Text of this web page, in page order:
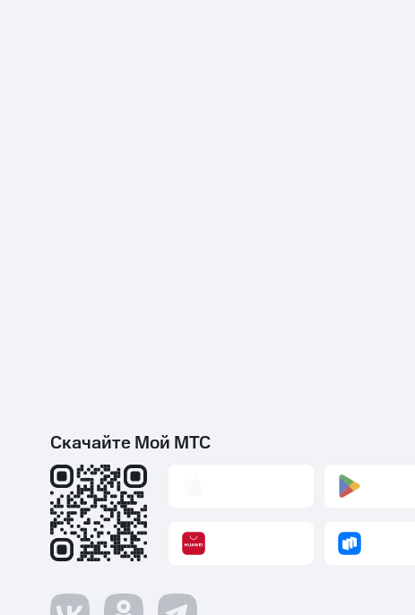
Скачайте Мой МТС